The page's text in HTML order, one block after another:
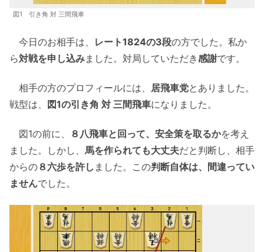
図1 引き角 対 三間飛車
今日のお相手は、 レート1824の3段の方でした。私か
ら対戦を申し込みました。対局していただき感謝です。
相手の方のプロフィールには、 居飛車党とありました。
戦型は、
図1の引き角 対 三間飛車になりました。
図1の前に、 ８八飛車と回って、安全策を取るかを考え
ました。しかし、 馬を作られても大丈夫だと判断し、相手
からの８六歩を許し ました。この判断自体は、間違ってい
ませんでした。